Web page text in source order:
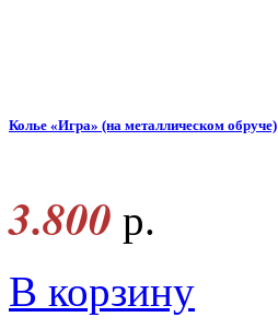
Колье «Игра» (на металлическом обруче)
3.800 р.
В корзину